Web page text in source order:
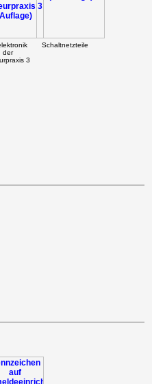
der
3
Schaltnetzteile